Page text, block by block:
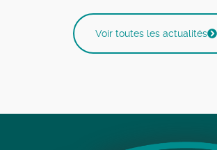
Voir toutes les actualités